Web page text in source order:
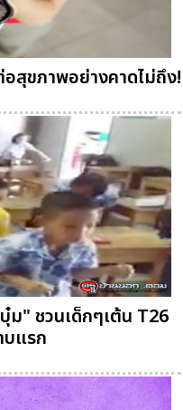
สุขภาพอย่างคาดไม่ถึง!
ม" ชวนเด็กๆเต้น T26
บแรก